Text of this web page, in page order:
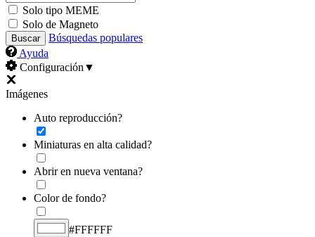
Solo tipo MEME
Solo de Magneto
Búsquedas populares
Ayuda
Configuración ▼
Imágenes
Auto reproducción?
Miniaturas en alta calidad?
Abrir en nueva ventana?
Color de fondo?
#FFFFFF